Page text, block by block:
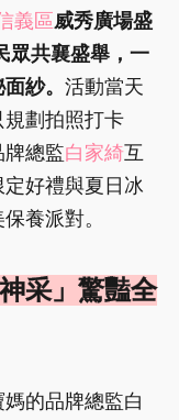
義區威秀廣場盛
眾共襄盛舉，一
紗。 活動當天
劃拍照打卡
總監白家綺互
好禮與夏日冰
養派對。
采」驚豔全
的品牌總監白